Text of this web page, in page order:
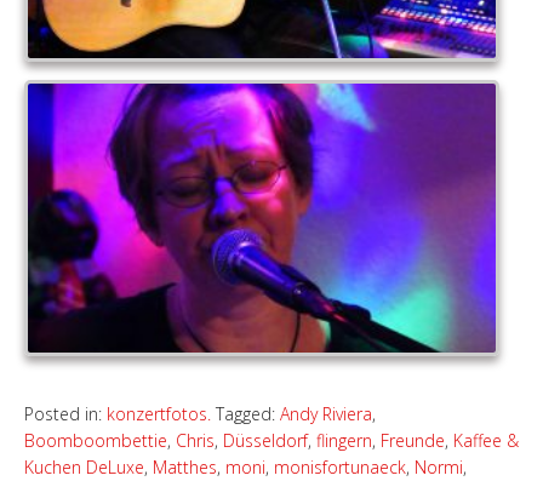
Posted in: konzertfotos. Tagged: Andy Riviera,
Boomboombettie, Chris, Düsseldorf, flingern, Freunde, Kaffee &
Kuchen DeLuxe, Matthes, moni, monisfortunaeck, Normi,